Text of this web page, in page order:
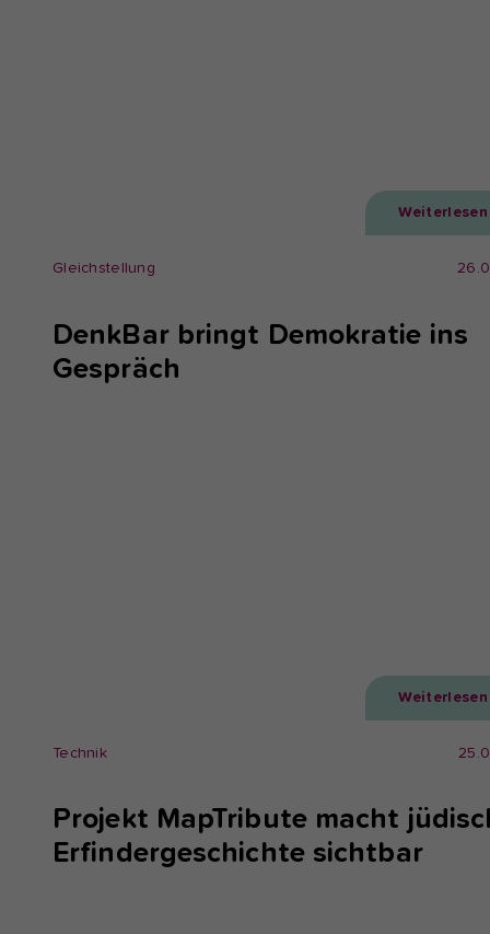
Weiterlesen
Gleichstellung
DenkBar bringt Demokratie ins
Gespräch
Weiterlesen
Technik
Projekt MapTribute macht
Erfindergeschichte sichtbar